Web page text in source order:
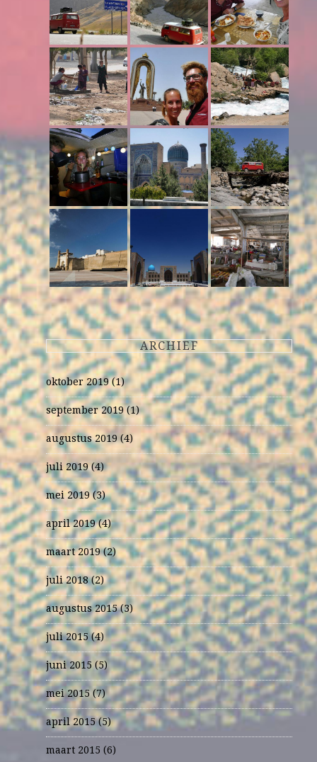
ARCHIEF
oktober 2019(1)
september 2019(1)
augustus 2019 (4)
juli 2019(4)
mei 2019(3)
april 2019(4)
maart 2019(2)
juli 2018(2)
augustus 2015(3)
juli 2015(4)
juni 2015 (5)
mei 2015(7)
april 2015(5)
maart 2015 (6)